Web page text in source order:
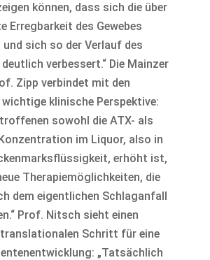
können, dass sich die über
Erregbarkeit des Gewebes
sich so der Verlauf des
verbessert.“ Die Mainzer
Zipp verbindet mit den
wichtige klinische Perspektive:
sowohl die ATX- als
im Liquor, also in
erhöht ist,
Therapiemöglichkeiten, die
dem eigentlichen Schlaganfall
Prof. Nitsch sieht einen
Schritt für eine
„Tatsächlich